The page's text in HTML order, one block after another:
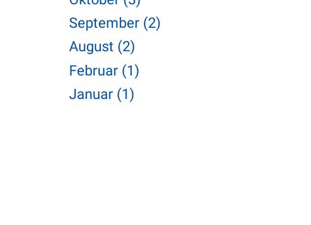
September (2)
August (2)
Februar (1)
Januar (1)